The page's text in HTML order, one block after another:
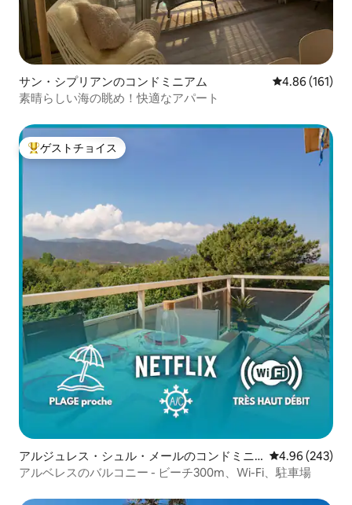
サン・シプリアンのコンドミニアム レビュー161
4.86 (161)
素晴らしい海の眺め！快適なアパート
大好評のゲストチョイスです。
ゲストチョイス
アルジュレス・シュル・メールのコンドミニ
アム
レビュー243
4.96 (243)
アルベレスのバルコニー - ビーチ300m、Wi-Fi、駐車場